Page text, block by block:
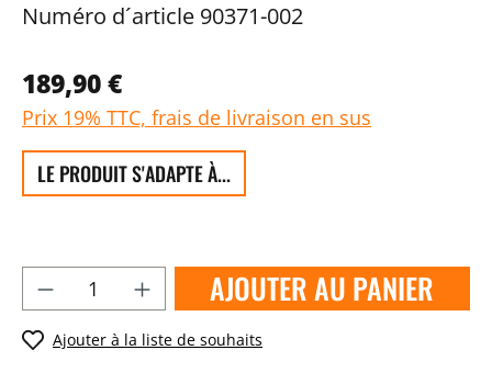
Numéro d´article 90371-002
189,90 €
Prix 19% TTC, frais de livraison en sus
LE PRODUIT S'ADAPTE À...
AJOUTER AU PANIER
Ajouter à la liste de souhaits